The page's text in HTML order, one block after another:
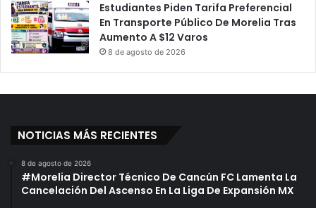
Estudiantes Piden Tarifa Preferencial
En Transporte Público De Morelia Tras
Aumento A $12 Varos
8 de agosto de 2026
NOTICIAS MÁS RECIENTES
8 de agosto de 2026
#Morelia Director Técnico De Cancún FC Lamenta La
Cancelación Del Ascenso En La Liga De Expansión MX